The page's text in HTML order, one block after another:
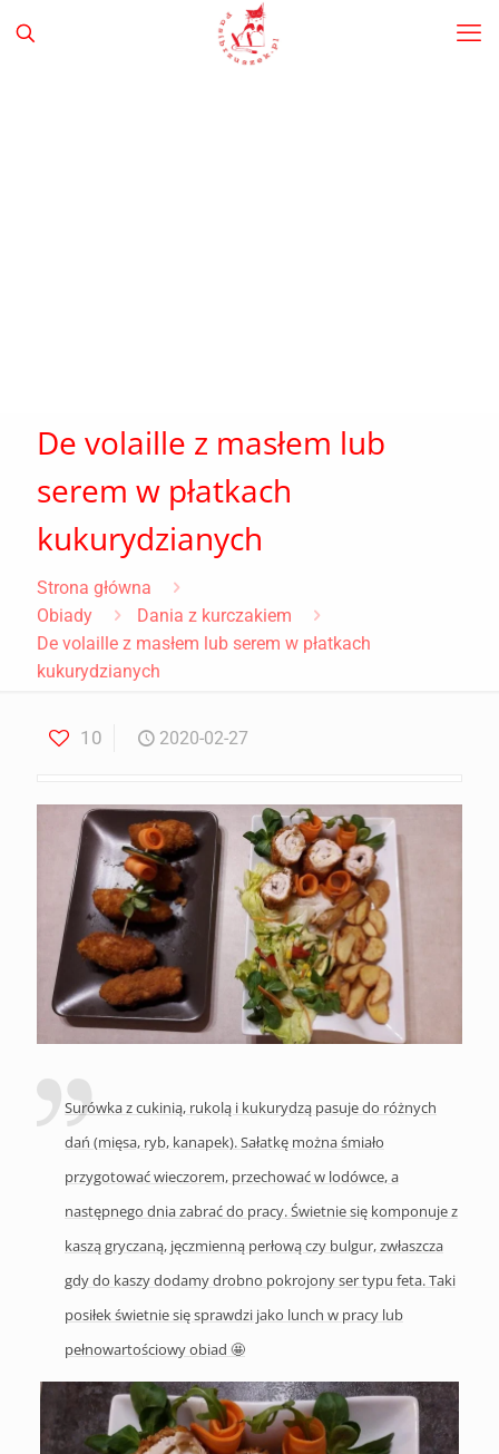
De volaille z masłem lub
serem w płatkach
kukurydzianych
Strona główna
Obiady
Dania z kurczakiem
De volaille z masłem lub serem w płatkach
kukurydzianych
10 2020-02-27
Surówka z cukinią, rukolą i kukurydzą pasuje do różnych
dań (mięsa, ryb, kanapek). Sałatkę można śmiało
przygotować wieczorem, przechować w lodówce, a
następnego dnia zabrać do pracy. Świetnie się komponuje z
kaszą gryczaną, jęczmienną perłową czy bulgur, zwłaszcza
gdy do kaszy dodamy drobno pokrojony ser typu feta. Taki
posiłek świetnie się sprawdzi jako lunch w pracy lub
pełnowartościowy obiad 🤩